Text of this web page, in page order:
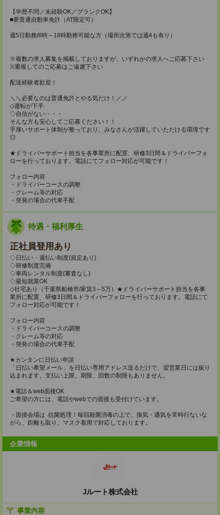
【学歴不問／未経験OK／ブランクOK】
■要普通自動車免許（AT限定可）
週5日勤務/8時～18時勤務可能な方（場所次第では週4も有り）
※複数の求人募集を掲載しておりますが、いずれかの求人へご応募下さい
※重複してのご応募はご遠慮下さい
配送経験者歓迎！
＼＼必要なのは普通免許とやる気だけ！／／
◇運転が下手
◇自信がない・・・
そんな方も安心してご応募ください！！
手厚いサポート体制が整っており、みなさんが活躍していただける環境です
◎
★ドライバーサポート担当を各事業所に配置、研修3日間＆ドライバーフォ
ローを行っております。電話にてフォロー対応が可能です！
フォロー内容
・ドライバーコースの調整
・クレーム等の対応
・突発の場合の代車手配
待遇・福利厚生
正社員登用あり
◇日払い・週払い制度(規定あり)
◇研修制度完備
◇車両レンタル制度(審査なし)
◇最短就業OK
◇社宅あり（千葉県船橋市/家賃3～5万）★ドライバーサポート担当を各事
業所に配置、研修3日間＆ドライバーフォローを行っております。電話にて
フォロー対応が可能です！
フォロー内容
・ドライバーコースの調整
・クレーム等の対応
・突発の場合の代車手配
★カンタンに日払い申請
「日払い希望メール」を日払い専用アドレス送るだけで、翌営業日には振り
込まれます。支払い上限、期限、回数の制限もありません。
★電話＆web面接OK
ご希望の方には、電話やwebでの面接も受付けています。
・面接会場は 抗菌処理！毎回殺菌消毒の上で、換気・通気を常時行ないな
がら、距離も取り、マスク着用で対応しております。
企業情報
Jルート株式会社
事業内容